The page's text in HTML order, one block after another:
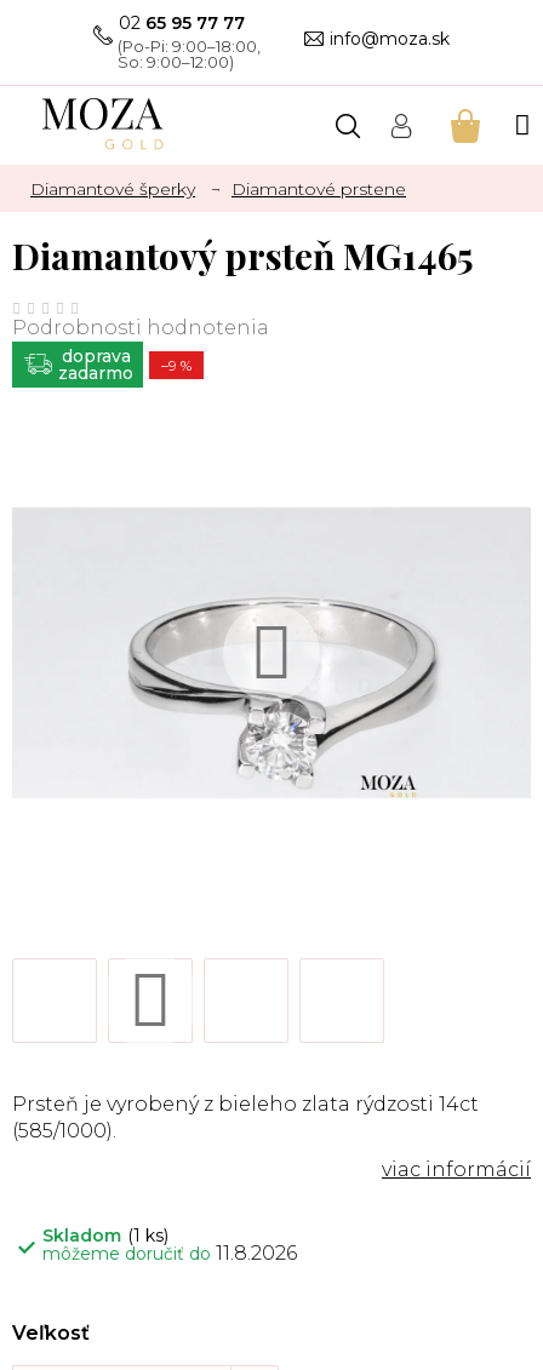
02 65 95 77 77
info@moza.sk
Diamantové šperky Diamantové prstene
Diamantový prsteň MG1465
Priemerné
hodnotenie
produktu
je
0,0
5
Podrobnosti hodnotenia
ZADARMO –9 %
Skladom (1 ks)
môžeme doručiť do 11.8.2026
Veľkosť
Prsteň je vyrobený z bieleho zlata rýdzosti 14ct
(585/1000).